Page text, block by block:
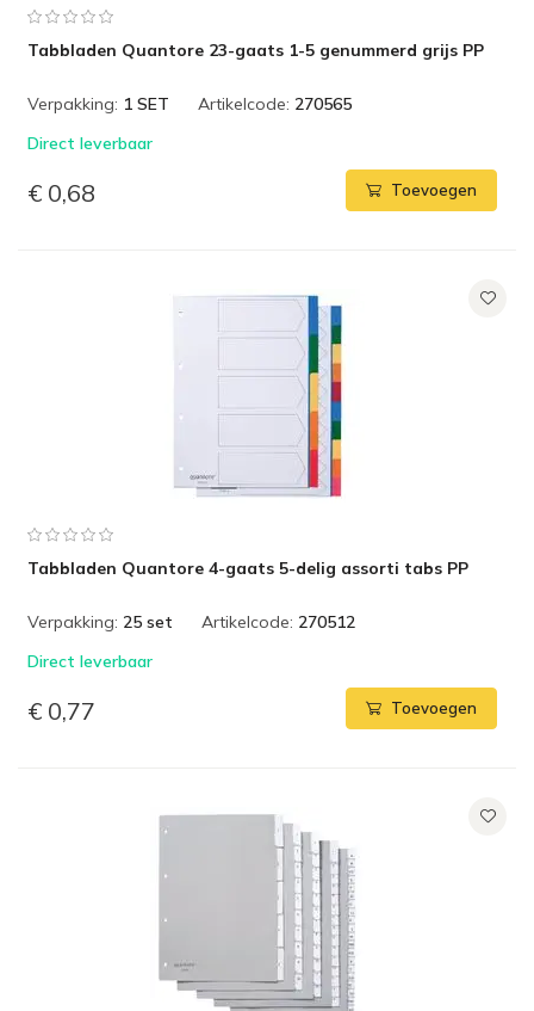
Tabbladen Quantore 23-gaats 1-5 genummerd grijs PP
Verpakking: 1 SET Artikelcode: 270565
Direct leverbaar
€ 0,68 Toevoegen
Tabbladen Quantore 4-gaats 5-delig assorti tabs PP
Verpakking: 25 set Artikelcode: 270512
Direct leverbaar
€ 0,77 Toevoegen